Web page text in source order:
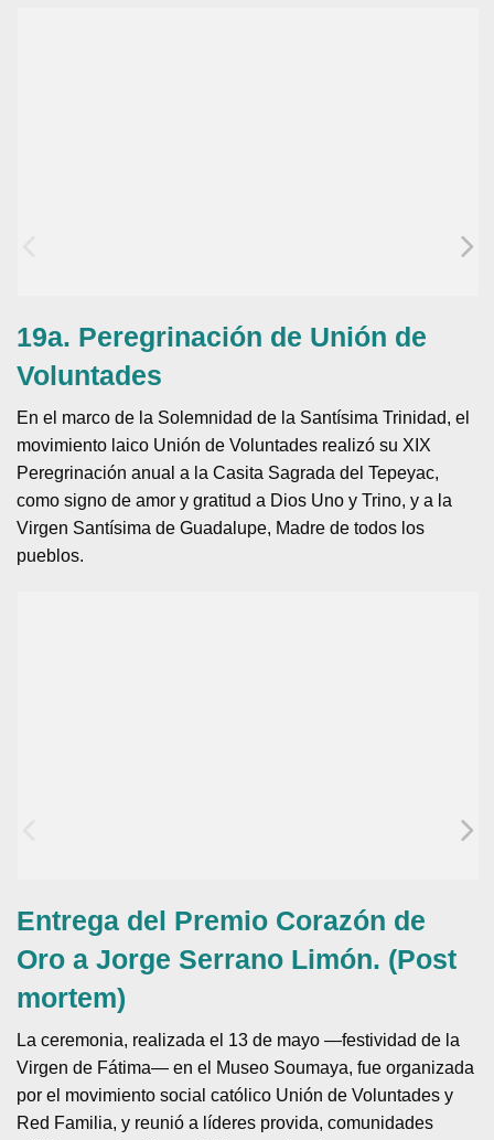
19a. Peregrinación de Unión de
Voluntades
En el marco de la Solemnidad de la Santísima Trinidad, el
movimiento laico Unión de Voluntades realizó su XIX
Peregrinación anual a la Casita Sagrada del Tepeyac,
como signo de amor y gratitud a Dios Uno y Trino, y a la
Virgen Santísima de Guadalupe, Madre de todos los
pueblos.
Entrega del Premio Corazón de
Oro a Jorge Serrano Limón. (Post
mortem)
La ceremonia, realizada el 13 de mayo —festividad de la
Virgen de Fátima— en el Museo Soumaya, fue organizada
por el movimiento social católico Unión de Voluntades y
Red Familia, y reunió a líderes provida, comunidades